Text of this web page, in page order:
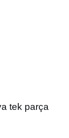
tek parça